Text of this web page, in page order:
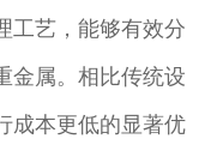
工艺，能够有效分
金属。相比传统设
成本更低的显著优